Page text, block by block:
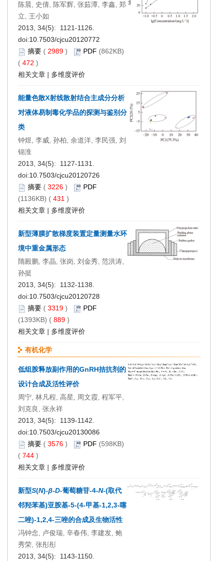
陈晨, 史倩, 陈军辉, 张茹潭, 李鑫, 郑
立, 王小如
2013, 34(5): 1121-1126.
doi:10.7503/cjcu20120772
摘要 ( 2989 ) PDF (862KB)
( 472 )
相关文章 | 多维度评价
能量色散X射线散射结合主成分分析
对液体易制毒化学品的探测与鉴别分
类
钟煜, 李威, 孙柏, 余道洋, 李民强, 刘
锦淮
2013, 34(5): 1127-1131.
doi:10.7503/cjcu20120726
摘要 ( 3226 )
PDF
(1136KB) ( 431 )
相关文章 | 多维度评价
新型薄膜扩散梯度装置定量测量水环
境中重金属形态
隋殿鹏, 李晶, 张岗, 刘金秀, 范洪涛,
孙挺
2013, 34(5): 1132-1138.
doi:10.7503/cjcu20120728
摘要 ( 3319 )
PDF
(1393KB) ( 889 )
相关文章 | 多维度评价
有机化学
低组胺释放副作用的GnRH拮抗剂的
设计合成及活性评价
周宁, 林凡程, 高星, 周文霞, 程军平,
刘克良, 张永祥
2013, 34(5): 1139-1142.
doi:10.7503/cjcu20130086
摘要 ( 3576 ) PDF (598KB)
( 744 )
相关文章 | 多维度评价
新型S(N)-β-D-葡萄糖苷-4-N-(取代
邻羟苯基)亚胺基-5-(4-甲基-1,2,3-噻
二唑)-1,2,4-三唑的合成及生物活性
冯钟念, 卢俊瑞, 辛春伟, 李建发, 鲍
秀荣, 张彤彤
2013, 34(5): 1143-1150.